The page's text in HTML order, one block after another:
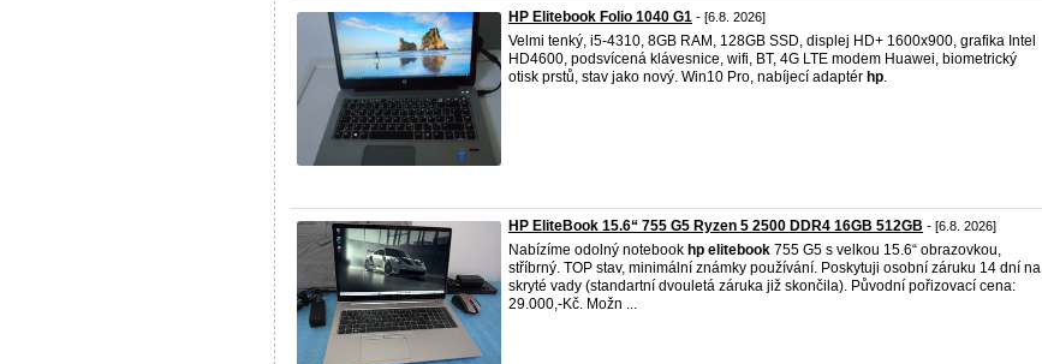
HP Elitebook Folio 1040 G1 - [6.8. 2026]
Velmi tenký, i5-4310, 8GB RAM, 128GB SSD, displej HD+ 1600x900, grafika Intel
HD4600, podsvícená klávesnice, wifi, BT, 4G LTE modem Huawei, biometrický
otisk prstů, stav jako nový. Win10 Pro, nabíjecí adaptér hp.
HP EliteBook 15.6“ 755 G5 Ryzen 5 2500 DDR4 16GB 512GB - [6.8. 2026]
Nabízíme odolný notebook hp elitebook 755 G5 s velkou 15.6“ obrazovkou,
stříbrný. TOP stav, minimální známky používání. Poskytuji osobní záruku 14 dní na
skryté vady (standartní dvouletá záruka již skončila). Původní pořizovací cena:
29.000,-Kč. Možn ...